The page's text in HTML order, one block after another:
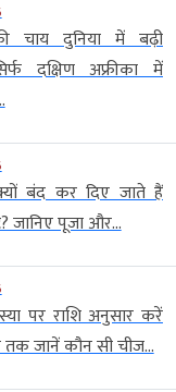
चाय दुनिया में बढ़ी
दक्षिण अफ्रीका में
बंद कर दिए जाते हैं
जानिए पूजा और...
पर राशि अनुसार करें
जानें कौन सी चीज...